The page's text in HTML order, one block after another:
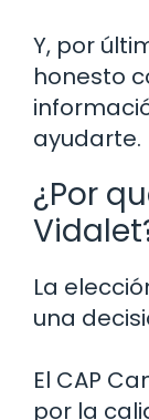
Y, por
honesto
ayudarte.
¿Por
La
una
El CAP
por la